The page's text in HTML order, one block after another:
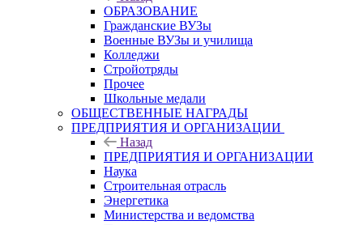
ОБРАЗОВАНИЕ
Гражданские ВУЗы
Военные ВУЗы и училища
Колледжи
Стройотряды
Прочее
Школьные медали
ОБЩЕСТВЕННЫЕ НАГРАДЫ
ПРЕДПРИЯТИЯ И ОРГАНИЗАЦИИ
Назад
ПРЕДПРИЯТИЯ И ОРГАНИЗАЦИИ
Наука
Строительная отрасль
Энергетика
Министерства и ведомства